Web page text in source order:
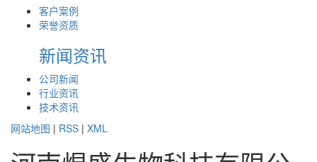
客户案例
荣誉资质
新闻资讯
公司新闻
行业资讯
技术资讯
网站地图 | RSS | XML